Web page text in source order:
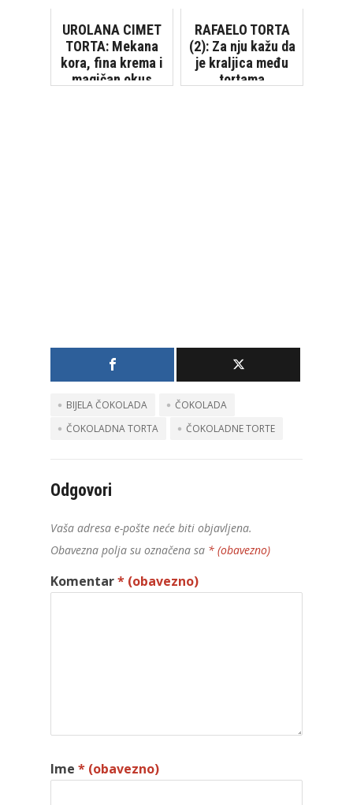
sastojaka
UROLANA CIMET
TORTA: Mekana
kora, fina krema i
magičan okus
RAFAELO TORTA
(2): Za nju kažu da
je kraljica među
tortama
BIJELA ČOKOLADA
ČOKOLADA
ČOKOLADNA TORTA
ČOKOLADNE TORTE
Odgovori
Vaša adresa e-pošte neće biti objavljena.
Obavezna polja su označena sa * (obavezno)
Komentar* (obavezno)
Ime * (obavezno)